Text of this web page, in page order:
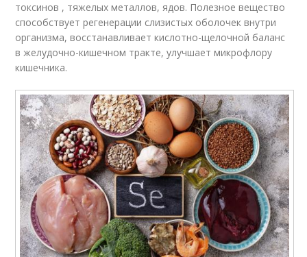
токсинов , тяжелых металлов, ядов. Полезное вещество
способствует регенерации слизистых оболочек внутри
организма, восстанавливает кислотно-щелочной баланс
в желудочно-кишечном тракте, улучшает микрофлору
кишечника.